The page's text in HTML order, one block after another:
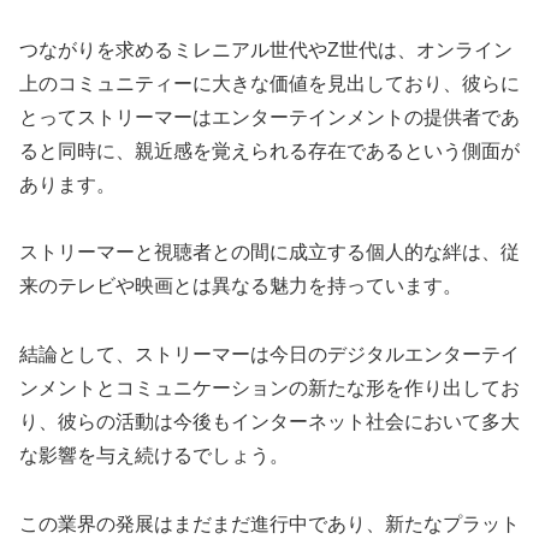
つながりを求めるミレニアル世代やZ世代は、オンライン
上のコミュニティーに大きな価値を見出しており、彼らに
とってストリーマーはエンターテインメントの提供者であ
ると同時に、親近感を覚えられる存在であるという側面が
あります。
ストリーマーと視聴者との間に成立する個人的な絆は、従
来のテレビや映画とは異なる魅力を持っています。
結論として、ストリーマーは今日のデジタルエンターテイ
ンメントとコミュニケーションの新たな形を作り出してお
り、彼らの活動は今後もインターネット社会において多大
な影響を与え続けるでしょう。
この業界の発展はまだまだ進行中であり、新たなプラット